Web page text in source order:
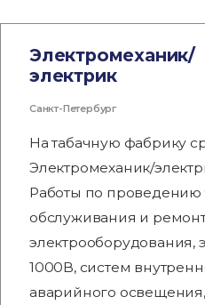
Электромеханик/
электрик
Санкт-Петербург
На табачную фабрику
Электромеханик/
Работы по проведению
обслуживания и
электрооборудования,
1000В, систем
аварийного